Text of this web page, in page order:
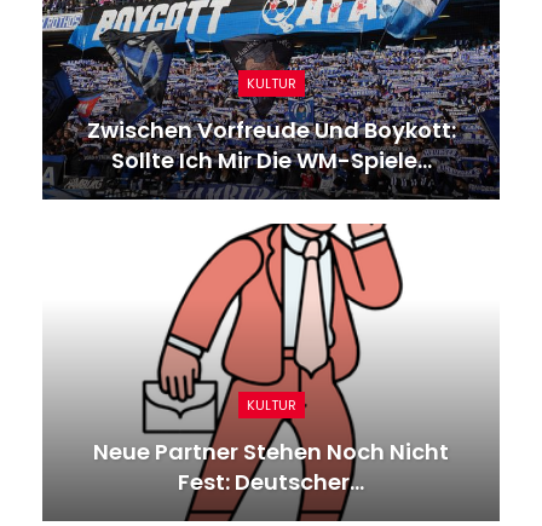
KULTUR
Zwischen Vorfreude Und Boykott:
Sollte Ich Mir Die WM-Spiele…
KULTUR
Neue Partner Stehen Noch Nicht
Fest: Deutscher…